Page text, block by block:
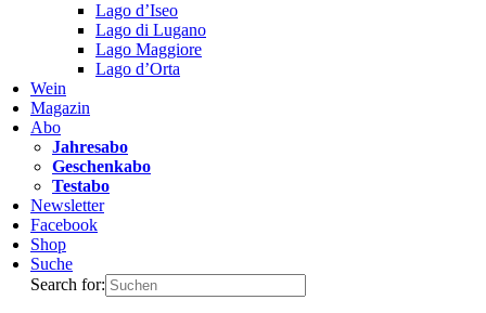
Lago d’Iseo
Lago di Lugano
Lago Maggiore
Lago d’Orta
Wein
Magazin
Abo
Jahresabo
Geschenkabo
Testabo
Newsletter
Facebook
Shop
Suche
Search for: